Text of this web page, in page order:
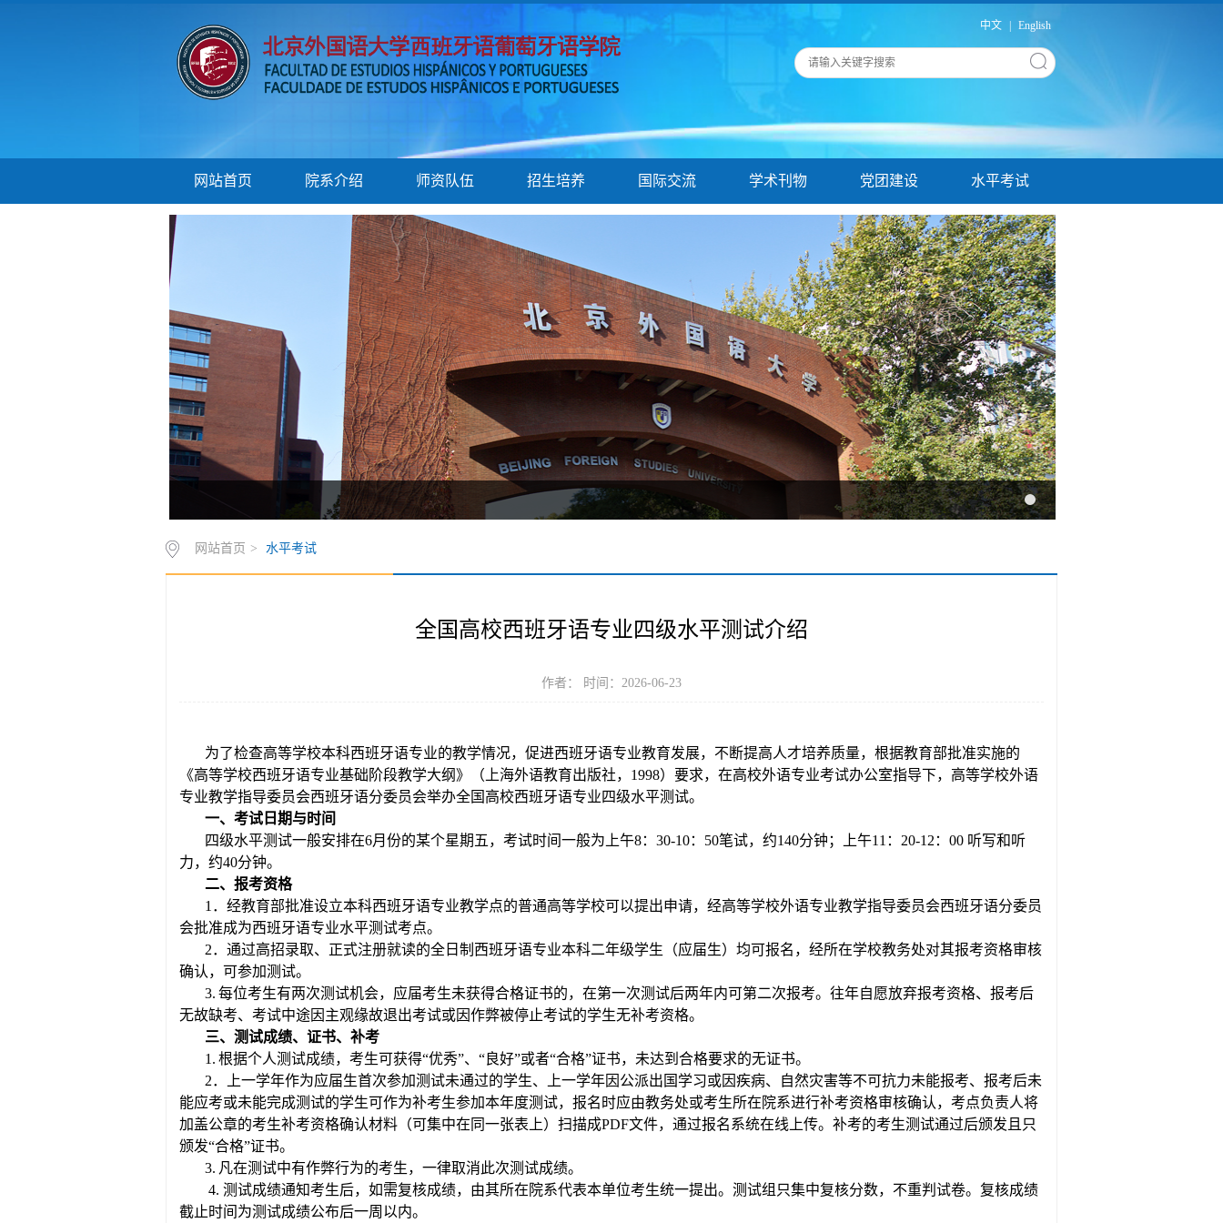
中文 English
网站首页 院系介绍 师资队伍 招生培养 国际交流 学术刊物 党团建设 水平考试
欢饮访问北京外国语大学西葡语系网站！
网站首页 > 水平考试
全国高校西班牙语专业四级水平测试介绍
作者： 时间：2026-06-23
为了检查高等学校本科西班牙语专业的教学情况，促进西班牙语专业教育发展，不断提高人才培养质量，根据教育部批准实施的
《高等学校西班牙语专业基础阶段教学大纲》（上海外语教育出版社， 1998）要求，在高校外语专业考试办公室指导下，高等学校外语
专业教学指导委员会西班牙语分委员会举办全国高校西班牙语专业四级水平测试。
一、考试日期与时间
四级水平测试一般安排在6月份的某个星期五，考试时间一般为上午8：30-10： 50笔试，约140分钟；上午1 1 ： 20-1 2 ： 00 听写和听
力，约40分钟。
二、报考资格
1．经教育部批准设立本科西班牙语专业教学点的普通高等学校可以提出申请，经高等学校外语专业教学指导委员会西班牙语分委员
会批准成为西班牙语专业水平测试考点。
2．通过高招录取、正式注册就读的全日制西班牙语专业本科二年级学生（应届生）均可报名，经所在学校教务处对其报考资格审核
确认，可参加测试。
3. 每位考生有两次测试机会，应届考生未获得合格证书的，在第一次测试后两年内可第二次报考。往年自愿放弃报考资格、报考后
无故缺考、考试中途因主观缘故退出考试或因作弊被停止考试的学生无补考资格。
三、测试成绩、证书、补考
1. 根据个人测试成绩，考生可获得“优秀”、“良好”或者“合格”证书，未达到合格要求的无证书。
2．上一学年作为应届生首次参加测试未通过的学生、上一学年因公派出国学习或因疾病、自然灾害等不可抗力未能报考、报考后未
能应考或未能完成测试的学生可作为补考生参加本年度测试，报名时应由教务处或考生所在院系进行补考资格审核确认，考点负责人将
加盖公章的考生补考资格确认材料（可集中在同一张表上）扫描成PDF文件，通过报名系统在线上传。补考的考生测试通过后颁发且只
颁发“合格”证书。
3. 凡在测试中有作弊行为的考生， 一律取消此次测试成绩。
4. 测试成绩通知考生后， 如需复核成绩， 由其所在院系代表本单位考生统一提出。 测试组只集中复核分数，不重判试卷。复核成绩
截止时间 为测试成绩公布后一周 以内。